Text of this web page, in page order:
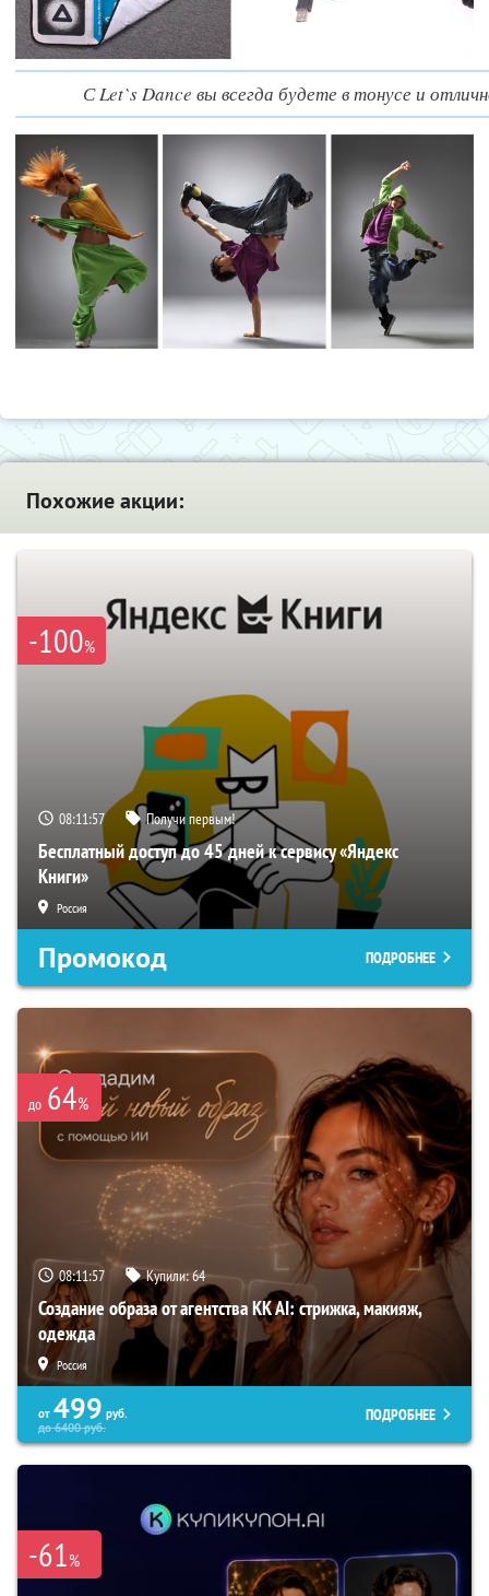
С Let`s Dance вы всегда будете в тонусе и
Похожие акции:
-100%
08:11:55 Получи первым!
Бесплатный доступ до 45 дней к сервису «Яндекс
Книги»
Россия
Промокод ПОДРОБНЕЕ
до 64%
08:11:55 Купили:64
Создание образа от агентства KK AI: стрижка, макияж,
одежда
Россия
от 499 руб.
до6400руб.
ПОДРОБНЕЕ
-61%